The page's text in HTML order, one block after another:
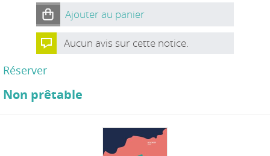
Ajouter au panier
Aucun avis sur cette notice.
Réserver
Non prêtable